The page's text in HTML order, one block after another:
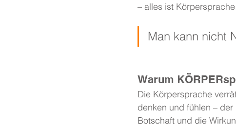
– alles ist
Man kann nicht
Warum
Die Körpersprache
denken und fühlen –
Botschaft und die